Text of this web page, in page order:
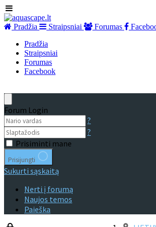
Pradžia Straipsniai Forumas
Pradžia
Straipsniai
Forumas
Facebook
Forum Login
?
?
Prisiminti mane
Prisijungti
Sukurti sąskaitą
Nerti į forumą
Naujos temos
Paieška